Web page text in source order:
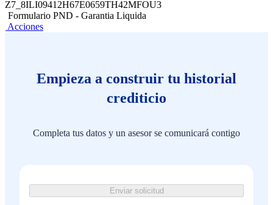
Z7_8ILI09412H67E0659TH42MFOU3
Formulario PND - Garantia Liquida
Acciones
Empieza a construir tu historial
crediticio
Completa tus datos y un asesor se comunicará contigo
Enviar solicitud